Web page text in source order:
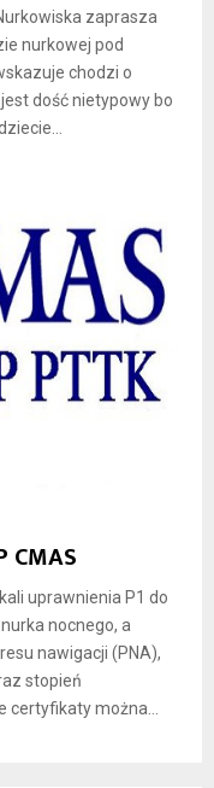
zaprasza
nurkowej pod
chodzi o
dość nietypowy bo
CMAS
uprawnienia P1 do
nocnego, a
nawigacji (PNA),
stopień
certyfikaty można...